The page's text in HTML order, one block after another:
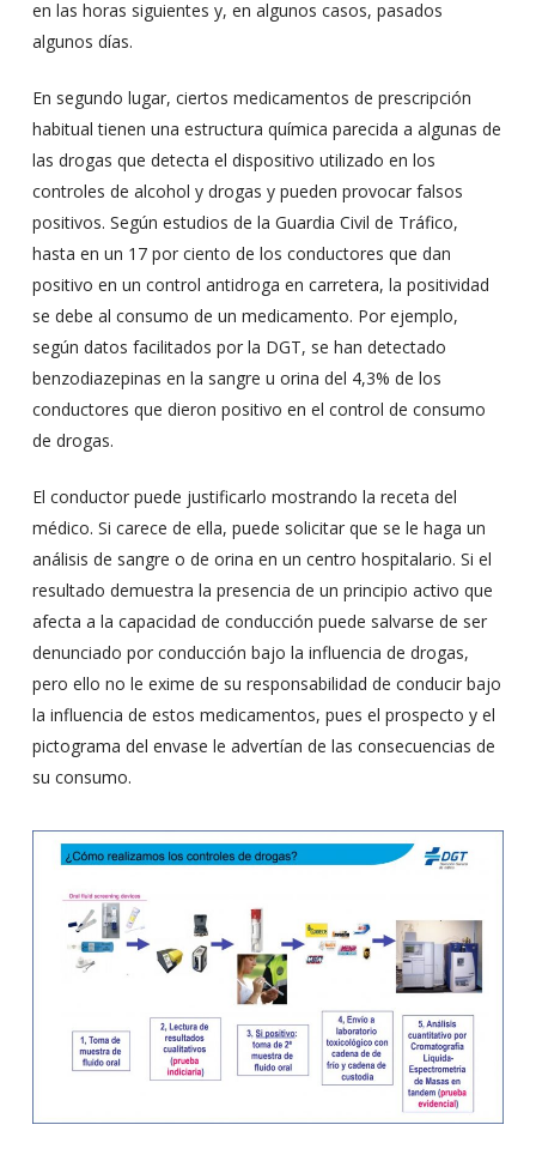
en las horas siguientes y, en algunos casos, pasados
algunos días.
En segundo lugar, ciertos medicamentos de prescripción
habitual tienen una estructura química parecida a algunas de
las drogas que detecta el dispositivo utilizado en los
controles de alcohol y drogas y pueden provocar falsos
positivos. Según estudios de la Guardia Civil de Tráfico,
hasta en un 17 por ciento de los conductores que dan
positivo en un control antidroga en carretera, la positividad
se debe al consumo de un medicamento. Por ejemplo,
según datos facilitados por la DGT, se han detectado
benzodiazepinas en la sangre u orina del 4,3% de los
conductores que dieron positivo en el control de consumo
de drogas.
El conductor puede justificarlo mostrando la receta del
médico. Si carece de ella, puede solicitar que se le haga un
análisis de sangre o de orina en un centro hospitalario. Si el
resultado demuestra la presencia de un principio activo que
afecta a la capacidad de conducción puede salvarse de ser
denunciado por conducción bajo la influencia de drogas,
pero ello no le exime de su responsabilidad de conducir bajo
la influencia de estos medicamentos, pues el prospecto y el
pictograma del envase le advertían de las consecuencias de
su consumo.